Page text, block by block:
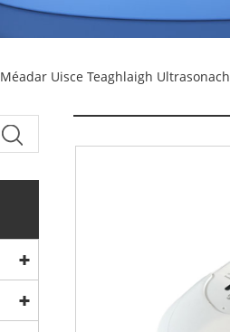
Méadar Uisce Teaghlaigh Ultrasonach